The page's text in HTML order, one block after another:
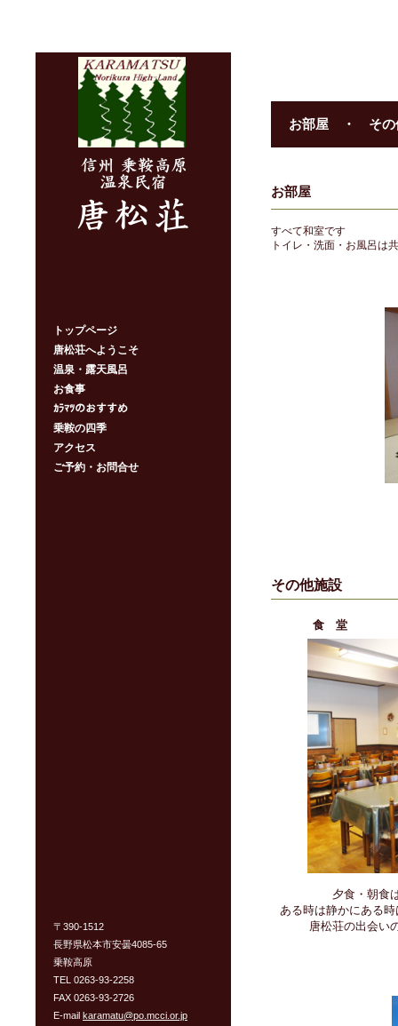
お部屋 ・ その
お部屋
すべて和室です
トイレ・洗面・お風呂は
その他施設
食 堂
夕食・朝食
ある時は静かにある
唐松荘の出会い
トップページ
唐松荘へようこそ
温泉・露天風呂
お食事
ｶﾗﾏﾂのおすすめ
乗鞍の四季
アクセス
ご予約・お問合せ
〒390-1512
長野県松本市安曇4085-65
乗鞍高原
TEL 0263-93-2258
FAX 0263-93-2726
E-mail karamatu@po.mcci.or.jp